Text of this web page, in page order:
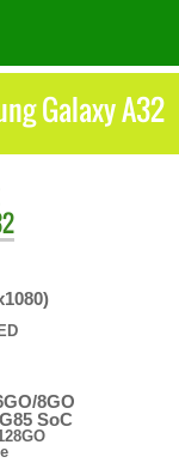
Galaxy A32
8GO
SoC